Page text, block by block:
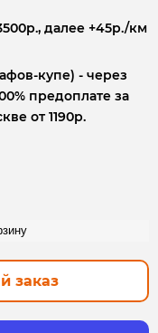
далее +45р./км
купе) - через
предоплате за
от 1190р.
заказ